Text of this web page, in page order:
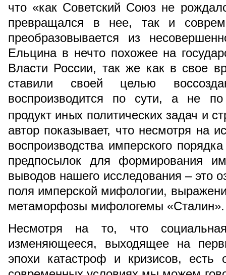
что «как Советский Союз не
превращался в нее, так и
преобразовывается из
Ельцина в нечто похожее на
Власти России, так же как в свое
ставили своей целью
воспроизводится по сути, а не
продукт иных политических задач и
автор показывает, что несмотря на
воспроизводства имперского
предпосылок для формирования
выводов нашего исследования – это
поля имперской мифологии,
метаморфозы мифологемы «Сталин».
Несмотря на то, что
изменяющееся, выходящее на
эпохи катастроф и кризисов, есть